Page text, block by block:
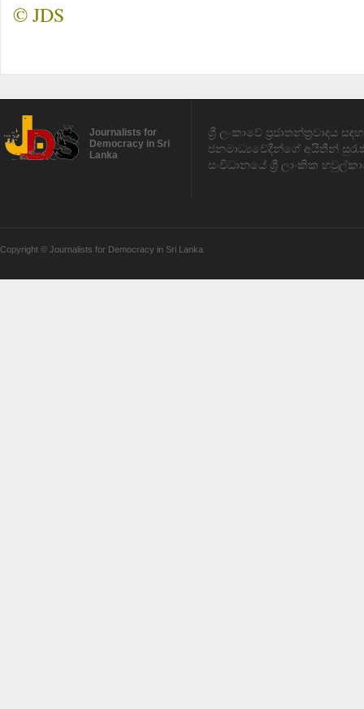
© JDS
Journalists for
Democracy in Sri
Lanka
ශ්‍රී ලංකාවේ ප්‍රජාතන්ත්‍රවාදය
ජනමාධ්‍යවේදීන්ගේ අයිතීන්
සංවිධානයේ ශ්‍රී ලාංකික
Copyright © Journalists for Democracy in Sri Lanka